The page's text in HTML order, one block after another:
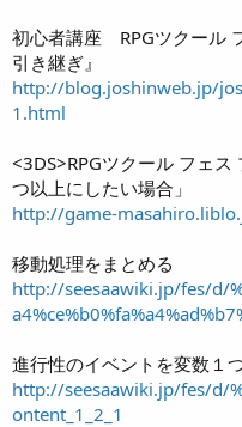
初心者講座 RPGツクール
引き継ぎ』
http://blog.joshinweb.jp/
1.html
<3DS>RPGツクール フェ
つ以上にしたい場合」
http://game-
移動処理をまとめる
http://seesaawiki.jp/fes/d/
進行性のイベントを変数１
http://seesaawiki.jp/fes/d/
ontent_1_2_1